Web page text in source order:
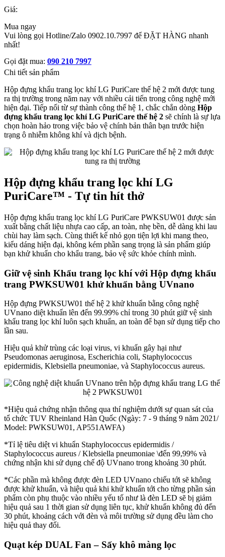
Giá:
Mua ngay
Vui lòng gọi Hotline/Zalo 0902.10.7997 để ĐẶT HÀNG nhanh
nhất!
Gọi đặt mua: 090 210 7997
Chi tiết sản phẩm
Hộp đựng khẩu trang lọc khí LG PuriCare thế hệ 2 mới được tung
ra thị trường trong năm nay với nhiều cải tiến trong công nghệ mới
hiện đại. Tiếp nối từ sự thành công thế hệ 1, chắc chắn dòng Hộp
đựng khẩu trang lọc khí LG PuriCare thế hệ 2 sẽ chính là sự lựa
chọn hoàn hảo trong việc bảo vệ chính bản thân bạn trước hiện
trạng ô nhiễm không khí và dịch bệnh.
Hộp đựng khẩu trang lọc khí LG
PuriCare™ - Tự tin hít thở
Hộp đựng khẩu trang lọc khí LG PuriCare PWKSUW01 được sản
xuất bằng chất liệu nhựa cao cấp, an toàn, nhẹ bền, dễ dàng khi lau
chùi hay làm sạch. Cùng thiết kế nhỏ gọn tiện lợi khi mang theo,
kiểu dáng hiện đại, không kém phần sang trọng là sản phẩm giúp
bạn khử khuẩn cho khẩu trang, bảo vệ sức khỏe chính mình.
Giữ vệ sinh Khẩu trang lọc khí với Hộp đựng khẩu
trang PWKSUW01 khử khuẩn bằng UVnano
Hộp đựng PWKSUW01 thế hệ 2 khử khuẩn bằng công nghệ
UVnano diệt khuẩn lên đến 99.99% chỉ trong 30 phút giữ vệ sinh
khẩu trang lọc khí luôn sạch khuẩn, an toàn để bạn sử dụng tiếp cho
lần sau.
Hiệu quả khử trùng các loại virus, vi khuẩn gây hại như
Pseudomonas aeruginosa, Escherichia coli, Staphylococcus
epidermidis, Klebsiella pneumoniae, và Staphylococcus aureus.
*Hiệu quả chứng nhận thông qua thí nghiệm dưới sự quan sát của
tổ chức TUV Rheinland Hàn Quốc (Ngày: 7 - 9 tháng 9 năm 2021/
Model: PWKSUW01, AP551AWFA)
*Tỉ lệ tiêu diệt vi khuẩn Staphylococcus epidermidis /
Staphylococcus aureus / Klebsiella pneumoniae \đến 99,99% và
chứng nhận khi sử dụng chế độ UVnano trong khoảng 30 phút.
*Các phần mà không được đèn LED UVnano chiếu tới sẽ không
được khử khuẩn, và hiệu quả khi khử khuẩn tới cho từng phần sản
phẩm còn phụ thuộc vào nhiều yếu tố như là đèn LED sẽ bị giảm
hiệu quả sau 1 thời gian sử dụng liên tục, khử khuẩn không đủ đến
30 phút, khoảng cách với đèn và môi trường sử dụng đều làm cho
hiệu quả thay đổi.
Quạt kép DUAL Fan – Sấy khô màng lọc